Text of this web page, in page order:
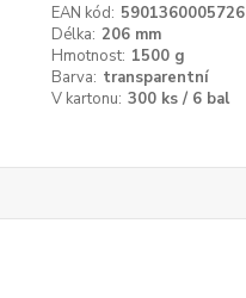
EAN kód: 5901360005726
Délka: 206 mm
Hmotnost: 1500 g
Barva: transparentní
V kartonu: 300 ks / 6 bal